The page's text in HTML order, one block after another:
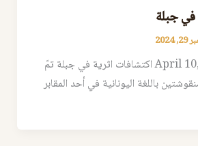
جبلة
2024
April 10, 2022, 9:18 am اكتشافات اثرية في جبلة تمّ
باللغة اليونانية في أحد المقابر